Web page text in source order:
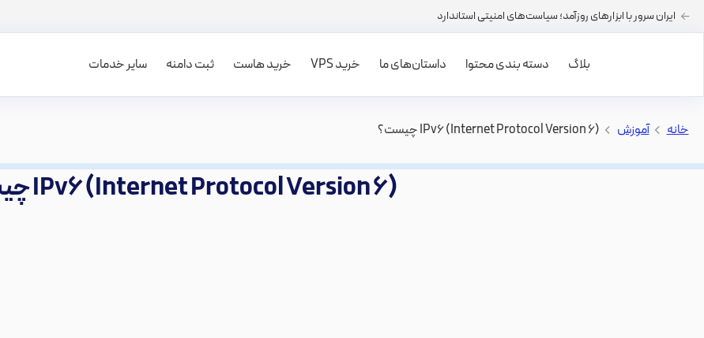
ایران سرور با ابزارهای روزآمد؛ سیاست‌های امنیتی استاندارد
بلاگ دسته بندی محتوا داستان‌های ما خرید VPS خرید هاست ثبت دامنه سایر خدمات
خانه > آموزش > (IPv6 (Internet Protocol Version 6 چیست؟
(IPv6 (Internet Protocol Version 6 چیست؟